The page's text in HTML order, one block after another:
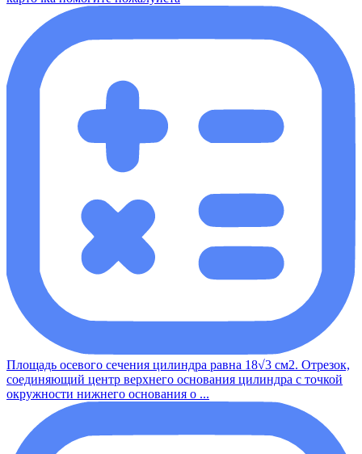
Площадь осевого сечения цилиндра равна 18√3 см2. Отрезок,
соединяющий центр верхнего основания цилиндра с точкой
окружности нижнего основания о ...